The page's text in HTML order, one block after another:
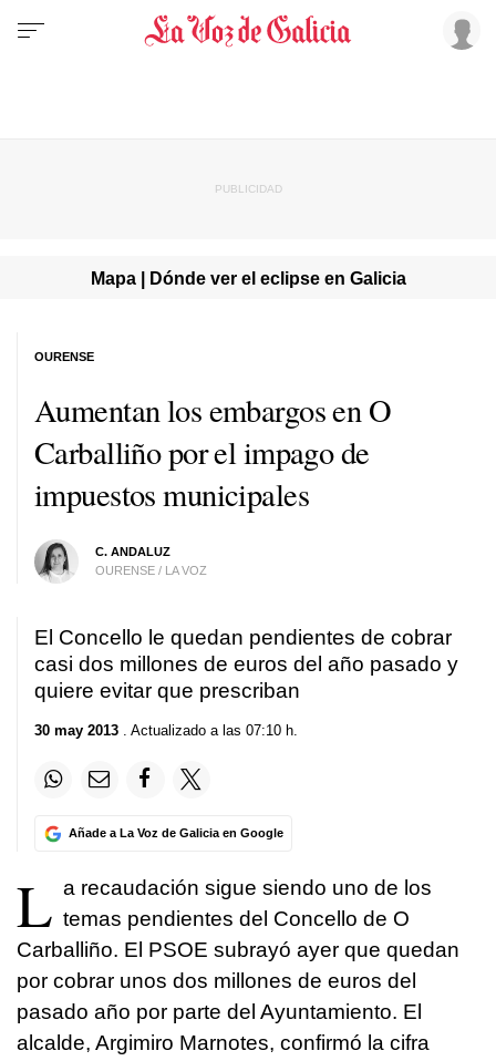
Mapa | Dónde ver el eclipse en Galicia
Aumentan los embargos en O
Carballiño por el impago de
impuestos municipales
C. ANDALUZ
OURENSE / LA VOZ
OURENSE
El Concello le quedan pendientes de cobrar
casi dos millones de euros del año pasado y
quiere evitar que prescriban
30 may 2013 . Actualizado a las 07:10 h.
Añade a La Voz de Galicia en Google
L a recaudación sigue siendo uno de los
temas pendientes del Concello de O
Carballiño. El PSOE subrayó ayer que quedan
por cobrar unos dos millones de euros del
pasado año por parte del Ayuntamiento. El
alcalde, Argimiro Marnotes, confirmó la cifra